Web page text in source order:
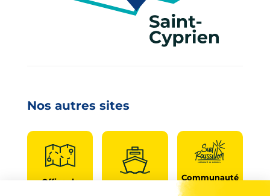
Nos autres sites
Office de
Communauté